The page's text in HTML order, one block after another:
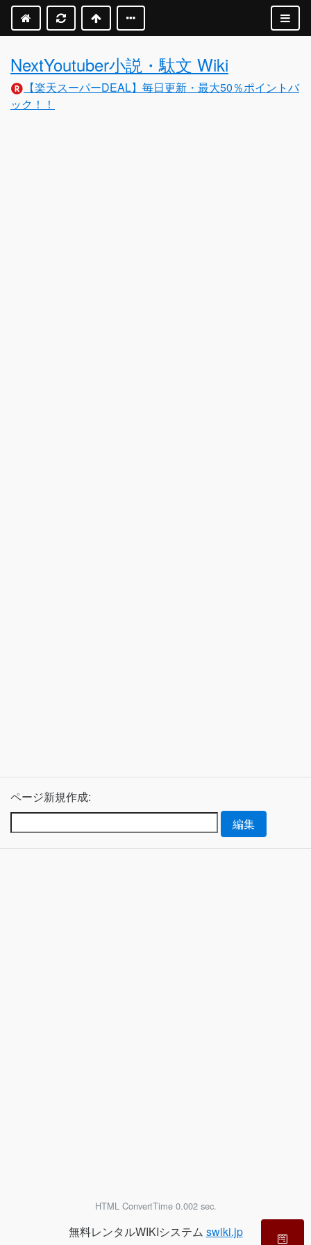
NextYoutuber小説・駄文 Wiki
【楽天スーパーDEAL】毎日更新・最大50％ポイントバ
ック！！
ページ新規作成:
HTML ConvertTime 0.002 sec.
無料レンタルWIKIシステム swiki.jp